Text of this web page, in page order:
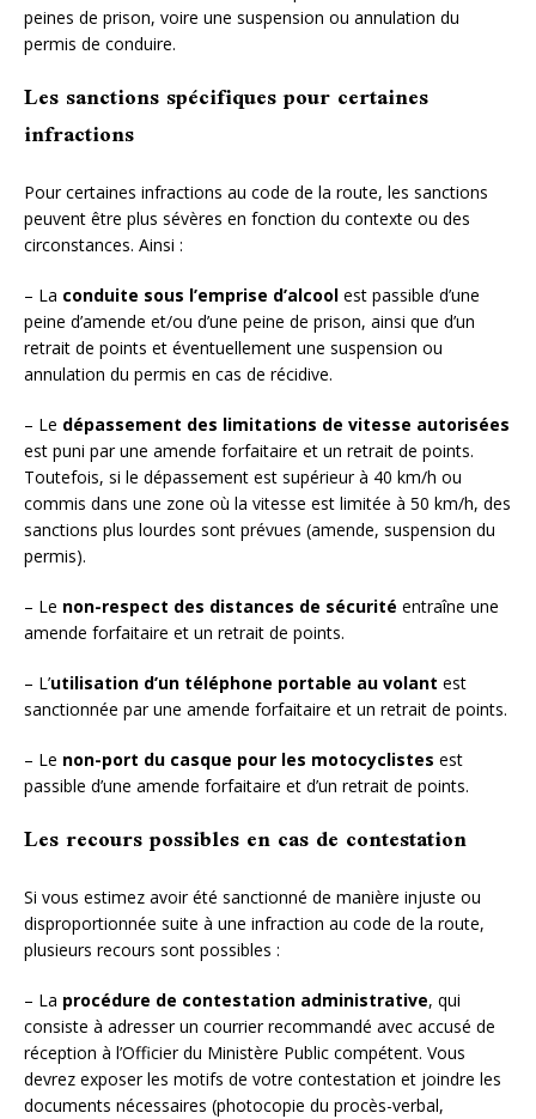
peines de prison, voire une suspension ou annulation du
permis de conduire.
Les sanctions spécifiques pour certaines
infractions
Pour certaines infractions au code de la route, les sanctions
peuvent être plus sévères en fonction du contexte ou des
circonstances. Ainsi :
– La conduite sous l’emprise d’alcool est passible d’une
peine d’amende et/ou d’une peine de prison, ainsi que d’un
retrait de points et éventuellement une suspension ou
annulation du permis en cas de récidive.
– Le dépassement des limitations de vitesse autorisées
est puni par une amende forfaitaire et un retrait de points.
Toutefois, si le dépassement est supérieur à 40 km/h ou
commis dans une zone où la vitesse est limitée à 50 km/h, des
sanctions plus lourdes sont prévues (amende, suspension du
permis).
– Le non-respect des distances de sécurité entraîne une
amende forfaitaire et un retrait de points.
– L’utilisation d’un téléphone portable au volant est
sanctionnée par une amende forfaitaire et un retrait de points.
– Le non-port du casque pour les motocyclistes est
passible d’une amende forfaitaire et d’un retrait de points.
Les recours possibles en cas de contestation
Si vous estimez avoir été sanctionné de manière injuste ou
disproportionnée suite à une infraction au code de la route,
plusieurs recours sont possibles :
– La procédure de contestation administrative, qui
consiste à adresser un courrier recommandé avec accusé de
réception à l’Officier du Ministère Public compétent. Vous
devrez exposer les motifs de votre contestation et joindre les
documents nécessaires (photocopie du procès-verbal,